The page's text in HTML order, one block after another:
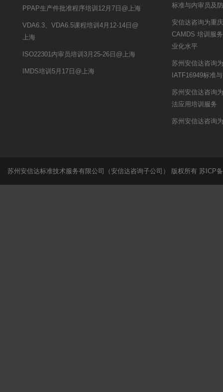
PPAP生产件批准程序培训12月7日@上海
VDA6.3、VDA6.5课程培训4月12-14日@
上海
ISO22301内审员培训3月25-26日@上海
IMDS培训5月17日@上海
标准与内审员及
安信达咨询为重
CAMDS 培训服
业化水平
苏州安信达咨询
IATF16949标准
苏州安信达咨询
法应用培训服务
苏州安信达咨询
苏州安信达标准技术服务有限公司（安信达咨询子公司） 版权所有 苏ICP